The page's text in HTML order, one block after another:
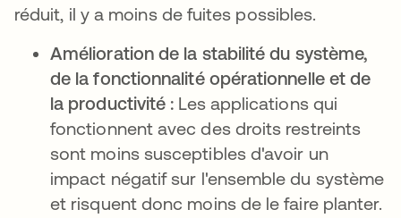
réduit, il y a moins de fuites possibles.
Amélioration de la stabilité du système,
de la fonctionnalité opérationnelle et de
la productivité : Les applications qui
fonctionnent avec des droits restreints
sont moins susceptibles d'avoir un
impact négatif sur l'ensemble du système
et risquent donc moins de le faire planter.